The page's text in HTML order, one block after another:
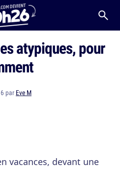
atypiques, pour
par Eve M
vacances, devant une